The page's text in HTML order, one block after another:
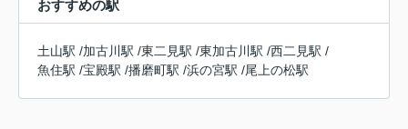
おすすめの駅
土山駅 /加古川駅 /東二見駅 /東加古川駅 /西二見駅 /
魚住駅 /宝殿駅 /播磨町駅 /浜の宮駅 /尾上の松駅